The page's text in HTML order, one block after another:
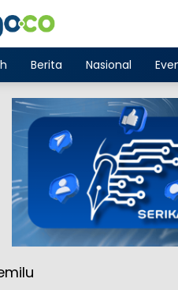
Berita Nasional